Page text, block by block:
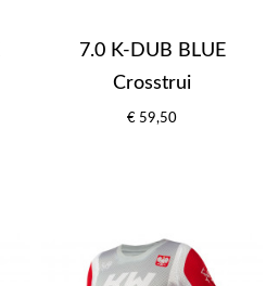
7.0 K-DUB BLUE
Crosstrui
€ 59,50